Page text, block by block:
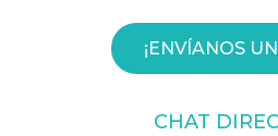
¡ENVÍANOS
CHAT